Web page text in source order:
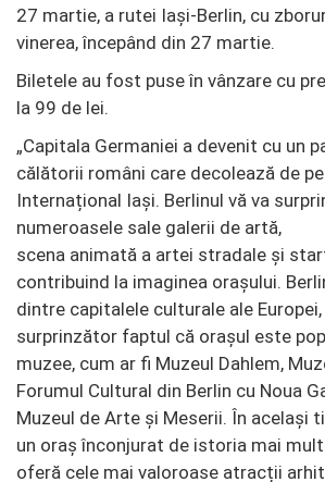
27 martie, a rutei Iași-Berlin, cu
vinerea, începând din 27 martie.
Biletele au fost puse în vânzare cu
la 99 de lei.
„Capitala Germaniei a devenit cu un
călătorii români care decolează de
Internațional Iași. Berlinul vă va
numeroasele sale galerii de artă,
scena animată a artei stradale și
contribuind la imaginea orașului.
dintre capitalele culturale ale
surprinzător faptul că orașul este
muzee, cum ar fi Muzeul Dahlem,
Forumul Cultural din Berlin cu Noua
Muzeul de Arte și Meserii. În același
un oraș înconjurat de istoria mai
oferă cele mai valoroase atracții